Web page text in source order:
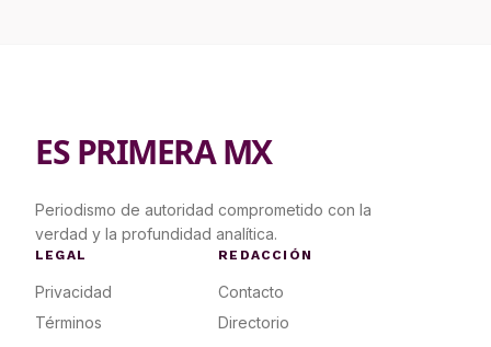
ES PRIMERA MX
Periodismo de autoridad comprometido con la
verdad y la profundidad analítica.
LEGAL
Privacidad
Términos
REDACCIÓN
Contacto
Directorio